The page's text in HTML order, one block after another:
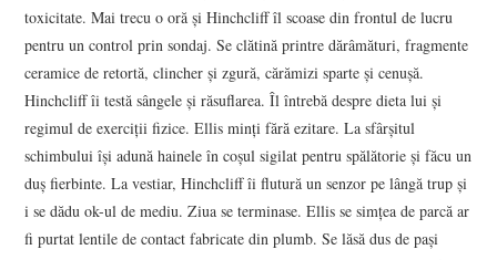
toxicitate. Mai trecu o oră și Hinchcliff îl scoase din frontul de lucru
pentru un control prin sondaj. Se clătină printre dărâmături, fragmente
ceramice de retortă, clincher și zgură, cărămizi sparte și cenușă.
Hinchcliff îi testă sângele și răsuflarea. Îl întrebă despre dieta lui și
regimul de exerciții fizice. Ellis minți fără ezitare. La sfârșitul
schimbului își adună hainele în coșul sigilat pentru spălătorie și făcu un
duș fierbinte. La vestiar, Hinchcliff îi flutură un senzor pe lângă trup și
i se dădu ok-ul de mediu. Ziua se terminase. Ellis se simțea de parcă ar
fi purtat lentile de contact fabricate din plumb. Se lăsă dus de pași